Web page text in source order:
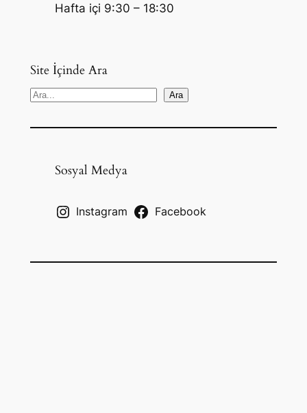
Hafta içi 9:30 – 18:30
Site İçinde Ara
S
a
Ara
Sosyal Medya
Instagram Facebook